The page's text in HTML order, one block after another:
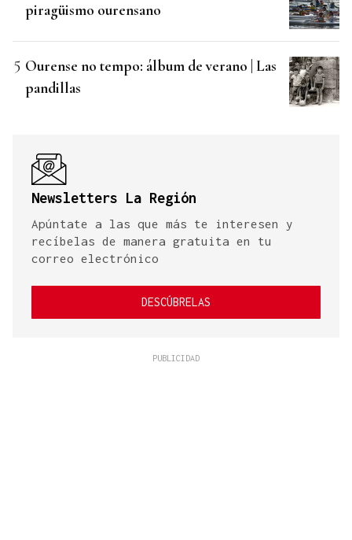
piragüismo ourensano
Ourense no tempo: álbum de verano | Las
pandillas
Newsletters La Región
Apúntate a las que más te interesen y
recíbelas de manera gratuita en tu
correo electrónico
DESCÚBRELAS